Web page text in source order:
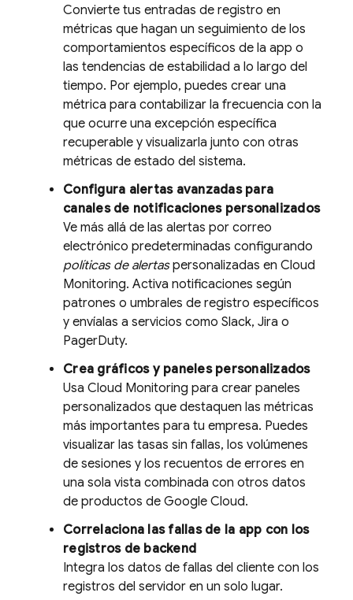
Convierte tus entradas de registro en
métricas que hagan un seguimiento de los
comportamientos específicos de la app o
las tendencias de estabilidad a lo largo del
tiempo. Por ejemplo, puedes crear una
métrica para contabilizar la frecuencia con la
que ocurre una excepción específica
recuperable y visualizarla junto con otras
métricas de estado del sistema.
Configura alertas avanzadas para
canales de notificaciones personalizados
Ve más allá de las alertas por correo
electrónico predeterminadas configurando
políticas de alertaspersonalizadas en Cloud
Monitoring. Activa notificaciones según
patrones o umbrales de registro específicos
y envíalas a servicios como Slack, Jira o
PagerDuty.
Crea gráficos y paneles personalizados
Usa Cloud Monitoring para crear paneles
personalizados que destaquen las métricas
más importantes para tu empresa. Puedes
visualizar las tasas sin fallas, los volúmenes
de sesiones y los recuentos de errores en
una sola vista combinada con otros datos
de productos de Google Cloud.
Correlaciona las fallas de la app con los
registros de backend
Integra los datos de fallas del cliente con los
registros del servidor en un solo lugar.